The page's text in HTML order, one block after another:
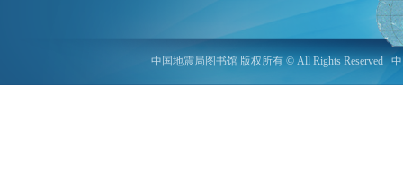
中国地震局图书馆 版权所有 © All Rights Reserved